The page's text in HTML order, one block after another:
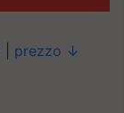
prezzo ↓